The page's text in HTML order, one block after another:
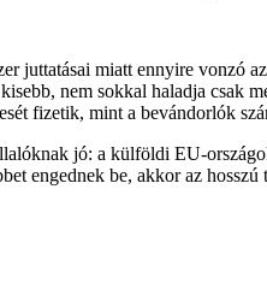
juttatásai miatt ennyire vonzó
nem sokkal haladja csak
fizetik, mint a bevándorlók
jó: a külföldi EU-
engednek be, akkor az